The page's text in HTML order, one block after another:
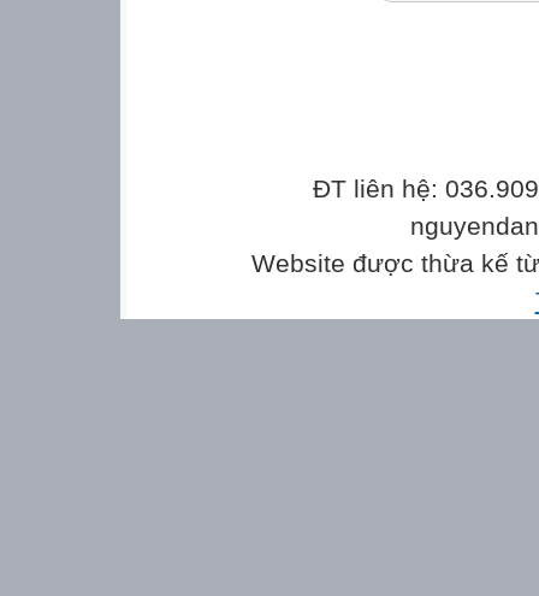
ĐT liên hệ:
Website được thừa kế